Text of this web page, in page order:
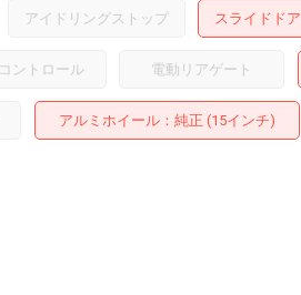
アイドリングストップ スライドドア
ントロール 電動リアゲート
アルミホイール：純正 (15インチ)